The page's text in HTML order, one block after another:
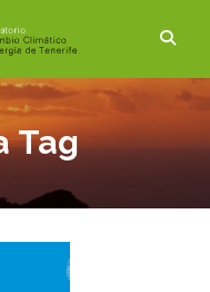
Tag